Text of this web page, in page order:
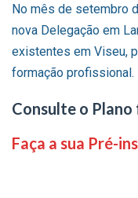
No mês de setembro
nova Delegação em
existentes em Viseu,
formação profissional.
Consulte o
Faça a sua Pré-